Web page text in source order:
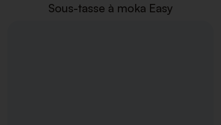
Sous-tasse à moka Easy